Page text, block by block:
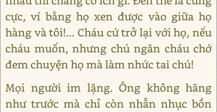
cực, ví bằng họ xen được vào giữa họ
hàng và tôi!... Cháu cứ trở lại với họ, nếu
cháu muốn, nhưng chú ngăn cháu chớ
đem chuyện họ mà làm nhức tai chú!
Mọi người im lặng. Ông không hăng
như trước mà chỉ còn nhẫn nhục bồn